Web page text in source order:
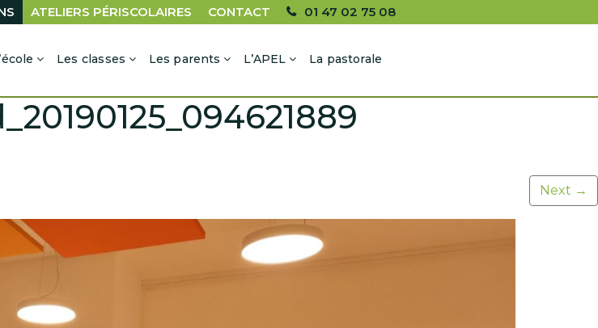
01 47 02 75 08
CONTACT
ATELIERS PÉRISCOLAIRES
Les classes Les parents L’APEL La pastorale
Next →